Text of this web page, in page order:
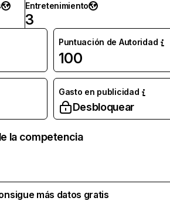
Entretenimiento
3
Puntuación de Autoridad
100
Gasto en publicidad
Desbloquear
la competencia
más datos gratis